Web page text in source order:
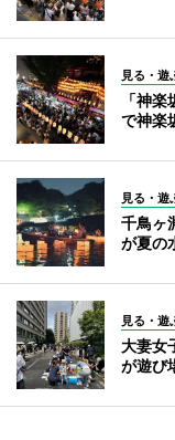
見る・遊
「神
で神楽
見る・遊
千鳥ヶ
が夏の
見る・遊
大妻女
が遊び